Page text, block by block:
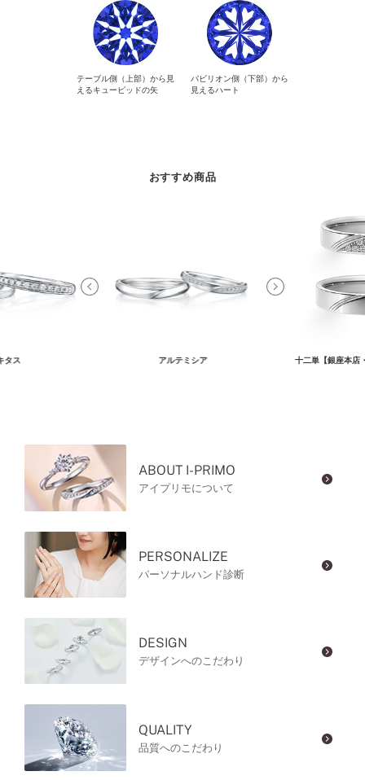
テーブル側（上部）から見
えるキューピッドの矢
パビリオン側（下部）から
見えるハート
おすすめ商品
タス アルテミシア 十二単【銀座本店
ABOUT I-PRIMO
アイプリモについて
PERSONALIZE
パーソナルハンド診断
DESIGN
デザインへのこだわり
QUALITY
品質へのこだわり